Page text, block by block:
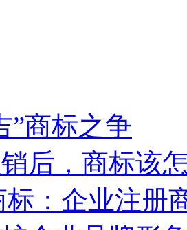
”商标之争
后，商标该
标：企业注册